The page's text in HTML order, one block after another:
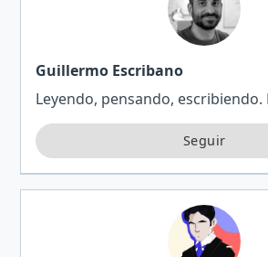
Guillermo Escribano
Leyendo, pensando, escribiendo.